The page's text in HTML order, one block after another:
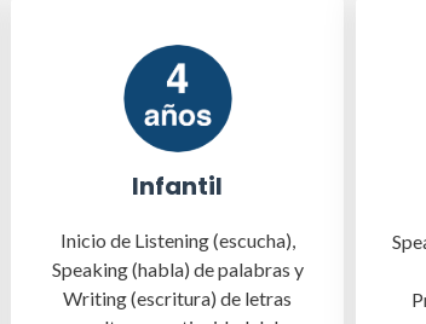
Infantil
Inicio de Listening (escucha),
Speaking (habla) de palabras y
Writing (escritura) de letras